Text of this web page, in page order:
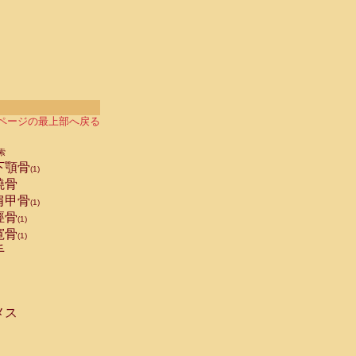
ージの最上部へ戻る
顎骨(1)
骨
甲骨(1)
骨(1)
骨(1)
ス